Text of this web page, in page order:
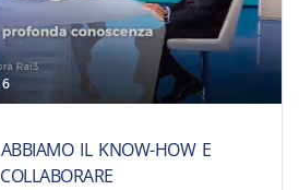
IL KNOW-HOW E